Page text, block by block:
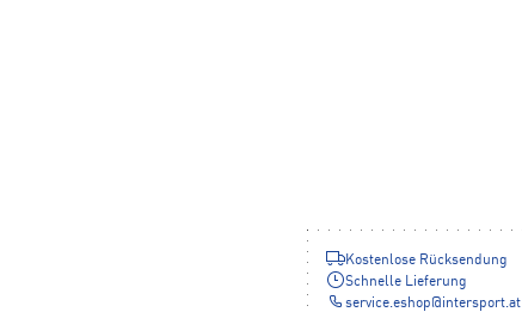
Kostenlose Rücksendung
Schnelle Lieferung
service.eshop@intersport.at